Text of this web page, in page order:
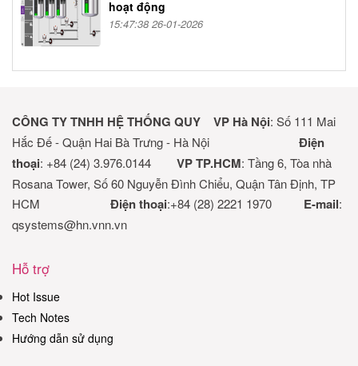
hoạt động
15:47:38 26-01-2026
CÔNG TY TNHH HỆ THỐNG QUY VP Hà Nội: Số 111 Mai
Hắc Đế - Quận Hai Bà Trưng - Hà Nội Điện
thoại: +84 (24) 3.976.0144 VP TP.HCM: Tầng 6, Tòa nhà
Rosana Tower, Số 60 Nguyễn Đình Chiểu, Quận Tân Định, TP
HCM Điện thoại:+84 (28) 2221 1970 E-mail:
qsystems@hn.vnn.vn
Hỗ trợ
Hot Issue
Tech Notes
Hướng dẫn sử dụng